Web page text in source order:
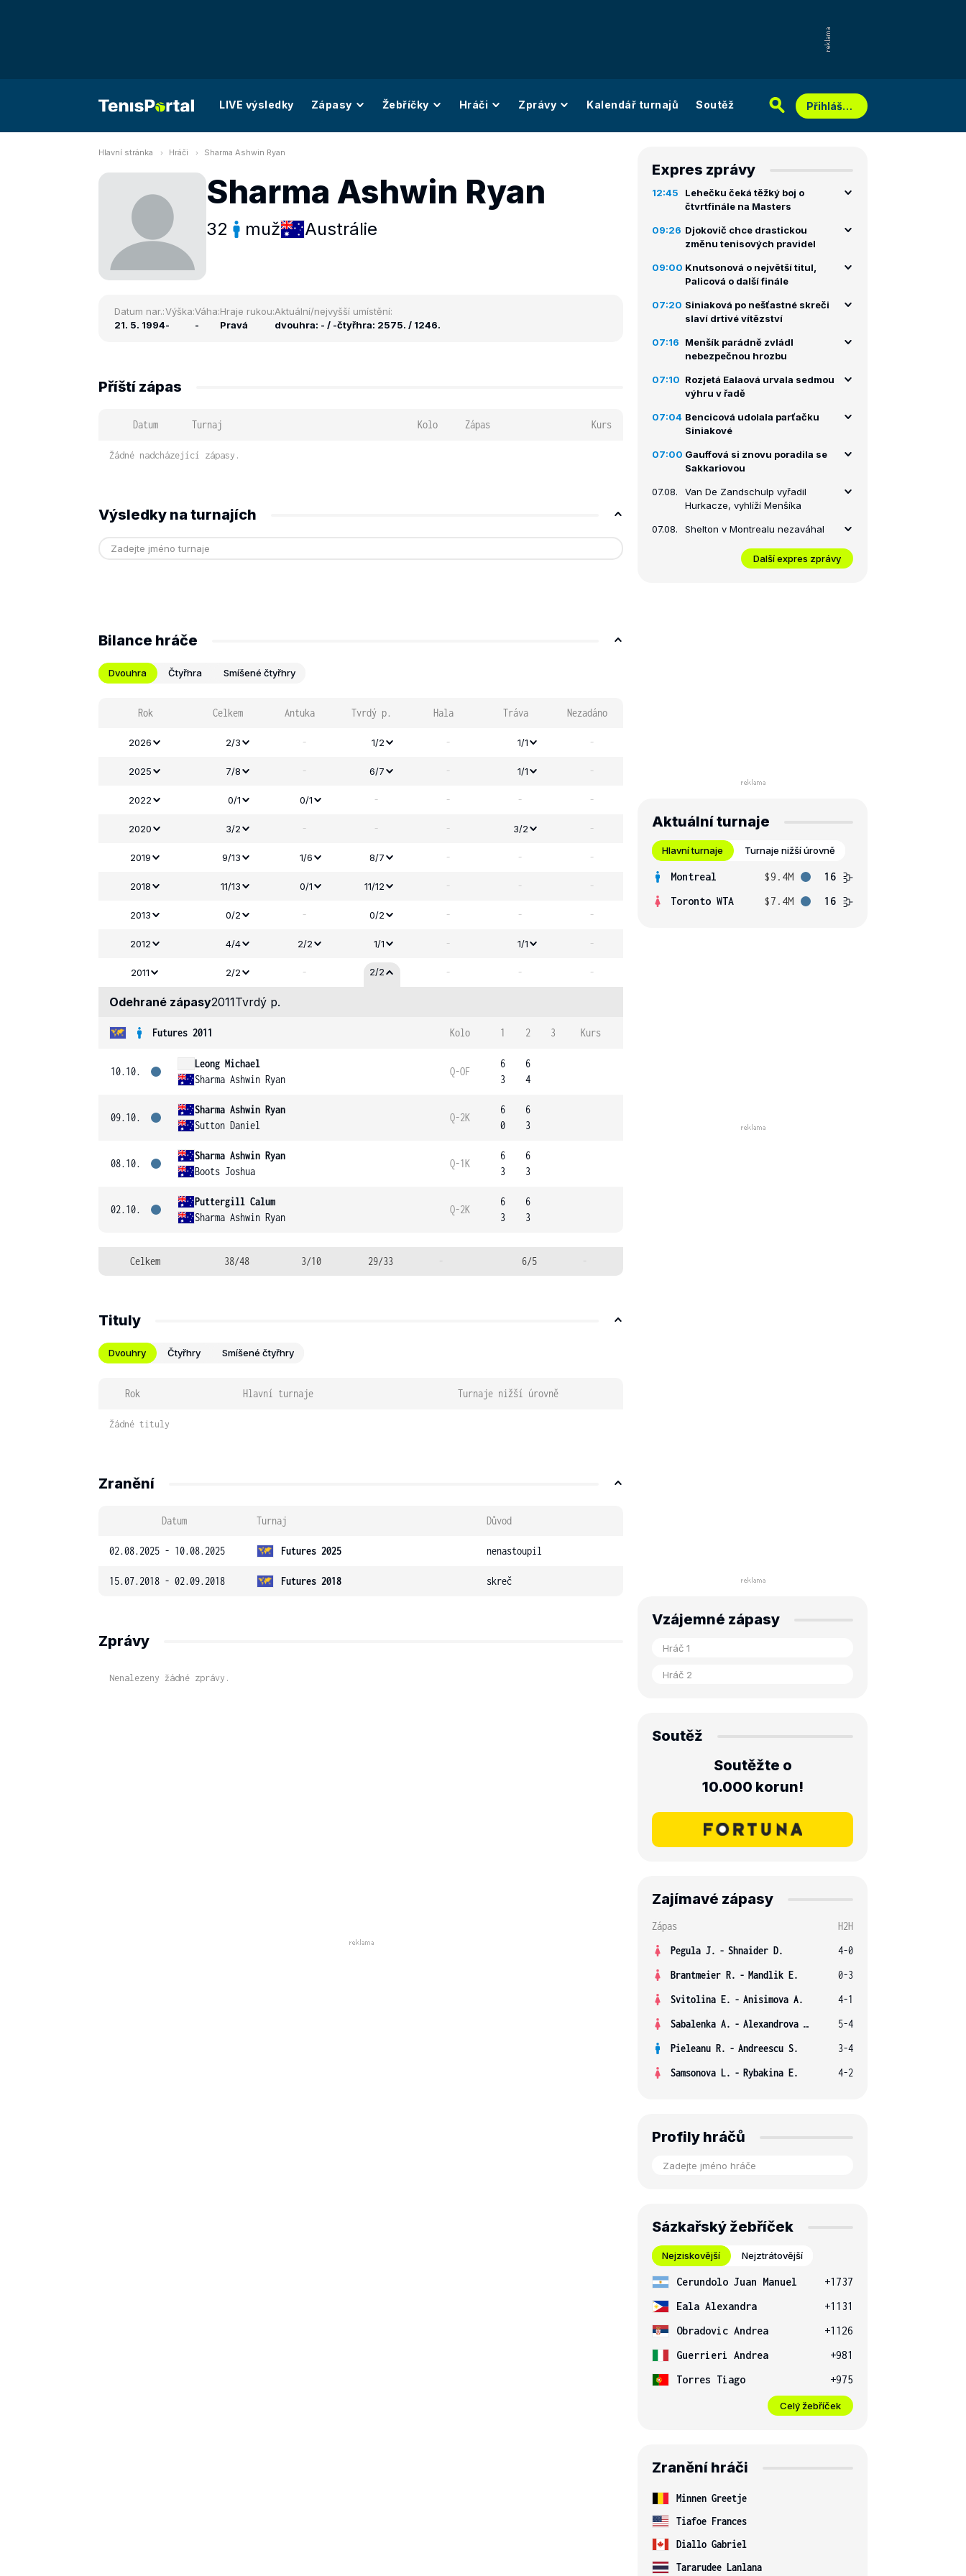
LIVE výsledky Zápasy Žebříčky Hráči Zprávy Kalendář turnajů Soutěž Přihlášení
Hlavní stránka Hráči Sharma Ashwin Ryan
Sharma Ashwin Ryan
32 muž Austrálie
Datum nar.:
21. 5. 1994
Výška:
-
Váha:
-
Hraje rukou:
Pravá
Aktuální/nejvyšší umístění:
dvouhra: - / -čtyřhra: 2575. / 1246.
Příští zápas
Datum Turnaj Kolo Zápas Kurs
Žádné nadcházející zápasy.
Výsledky na turnajích
Bilance hráče
Dvouhra Čtyřhra Smíšené čtyřhry
Rok Celkem Antuka Tvrdý p. Hala Tráva Nezadáno
2026 2/3 - 1/2 - 1/1 -
2025 7/8 - 6/7 - 1/1 -
2022 0/1 0/1 - - - -
2020 3/2 - - - 3/2 -
2019 9/13 1/6 8/7 - - -
2018 11/13 0/1 11/12 - - -
2013 0/2 - 0/2 - - -
2012 4/4 2/2 1/1 - 1/1 -
2011 2/2 - 2/2 - - -
Odehrané zápasy2011Tvrdý p.
Futures 2011 Kolo 1 2 3 Kurs
10.10.
Leong Michael
Sharma Ashwin Ryan
Q-OF
6
3
6
4
09.10.
Sharma Ashwin Ryan
Sutton Daniel
Q-2K
6
0
6
3
08.10.
Sharma Ashwin Ryan
Boots Joshua
Q-1K
6
3
6
3
02.10.
Puttergill Calum
Sharma Ashwin Ryan
Q-2K
6
3
6
3
Celkem 38/48 3/10 29/33 - 6/5 -
Tituly
Dvouhry Čtyřhry Smíšené čtyřhry
Rok Hlavní turnaje Turnaje nižší úrovně
Žádné tituly
Zranění
Datum Turnaj Důvod
02.08.2025 - 10.08.2025 Futures 2025 nenastoupil
15.07.2018 - 02.09.2018 Futures 2018 skreč
Zprávy
Nenalezeny žádné zprávy.
Expres zprávy
12:45
Lehečku čeká těžký boj o
čtvrtfinále na Masters
09:26 Djokovič chce drastickou
změnu tenisových pravidel
09:00 Knutsonová o největší titul,
Palicová o další finále
07:20 Siniaková po nešťastné skreči
slaví drtivé vítězství
07:16
Menšík parádně zvládl
nebezpečnou hrozbu
07:10 Rozjetá Ealaová urvala sedmou
výhru v řadě
07:04 Bencicová udolala parťačku
Siniakové
07:00 Gauffová si znovu poradila se
Sakkariovou
07.08.
Van De Zandschulp vyřadil
Hurkacze, vyhlíží Menšíka
07.08. Shelton v Montrealu nezaváhal
Další expres zprávy
Aktuální turnaje
Hlavní turnaje Turnaje nižší úrovně
Montreal $9.4M
16
Toronto WTA
$7.4M 16
Vzájemné zápasy
Soutěž
Soutěžte o
10.000 korun!
Zajímavé zápasy
Zápas
H2H
Pegula J. - Shnaider D.
4-0
Brantmeier R. - Mandlik E.
0-3
Svitolina E. - Anisimova A.
4-1
Sabalenka A. - Alexandrova E.
5-4
Pieleanu R. - Andreescu S.
3-4
Samsonova L. - Rybakina E. 4-2
Profily hráčů
Sázkařský žebříček
Nejziskovější Nejztrátovější
Cerundolo Juan Manuel
+1737
Eala Alexandra
+1131
Obradovic Andrea
+1126
Guerrieri Andrea
+981
Torres Tiago
+975
Celý žebříček
Zranění hráči
Minnen Greetje
Tiafoe Frances
Diallo Gabriel
Tararudee Lanlana